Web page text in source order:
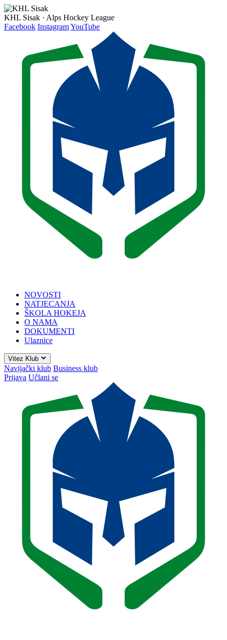
KHL Sisak · Alps Hockey League
Facebook InstagramYouTube
NOVOSTI
NATJECANJA
ŠKOLA HOKEJA
O NAMA
DOKUMENTI
Ulaznice
Vitez Klub
Navijački klub Business klub
Prijava Učlani se